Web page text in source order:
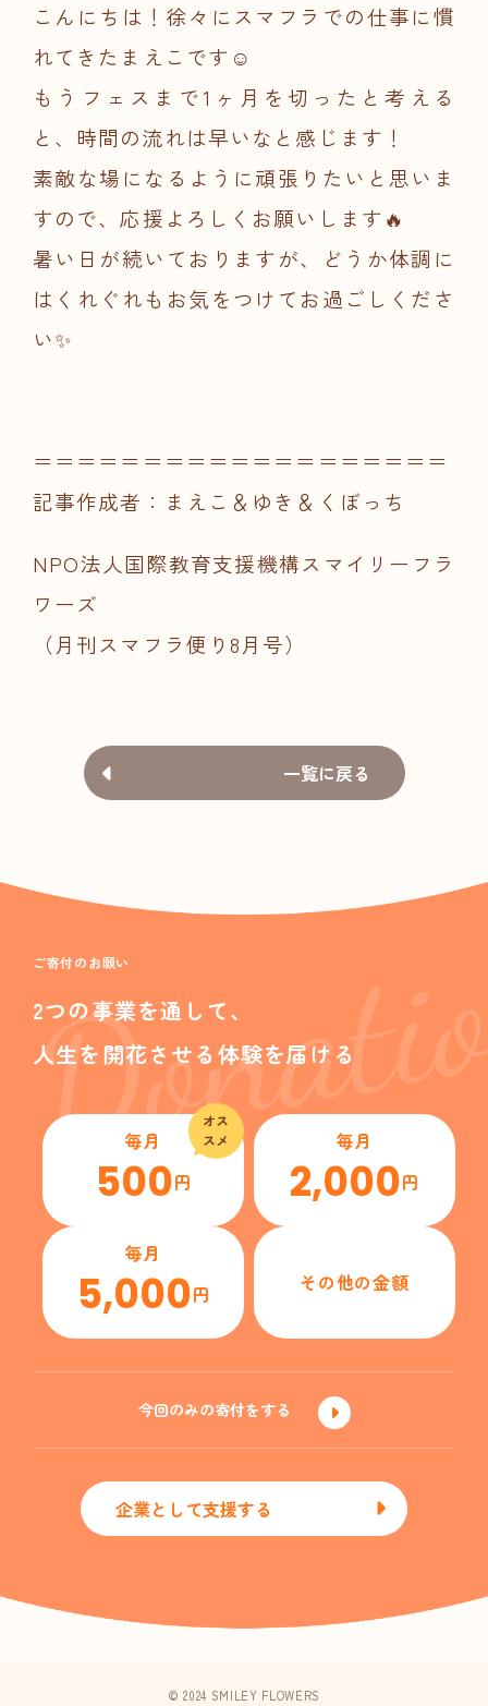
こんにちは！徐々にスマフラでの仕事に慣
れてきたまえこです☺️
もうフェスまで1ヶ月を切ったと考える
と、時間の流れは早いなと感じます！
素敵な場になるように頑張りたいと思いま
すので、応援よろしくお願いします🔥
暑い日が続いておりますが、どうか体調に
はくれぐれもお気をつけてお過ごしくださ
い✨
＝＝＝＝＝＝＝＝＝＝＝＝＝＝＝＝＝＝＝
記事作成者：まえこ＆ゆき＆くぼっち
NPO法人国際教育支援機構スマイリーフラ
ワーズ
（月刊スマフラ便り8月号）
一覧に戻る
ご寄付のお願い
2つの事業を通して、
人生を開花させる体験を届ける
オス
スメ
毎月
500円
毎月
2,000円
毎月
5,000円 その他の金額
今回のみの寄付をする
企業として支援する
© 2024 SMILEY FLOWERS